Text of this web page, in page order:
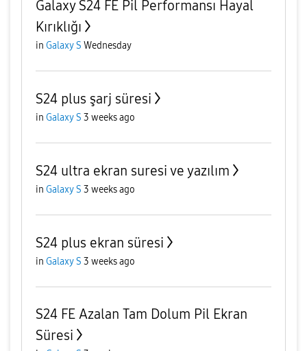
Galaxy S24 FE Pil Performansı Hayal
Kırıklığı
in Galaxy S Wednesday
S24 plus şarj süresi
in Galaxy S 3 weeks ago
S24 ultra ekran suresi ve yazılım
in Galaxy S 3 weeks ago
S24 plus ekran süresi
in Galaxy S 3 weeks ago
S24 FE Azalan Tam Dolum Pil Ekran
Süresi